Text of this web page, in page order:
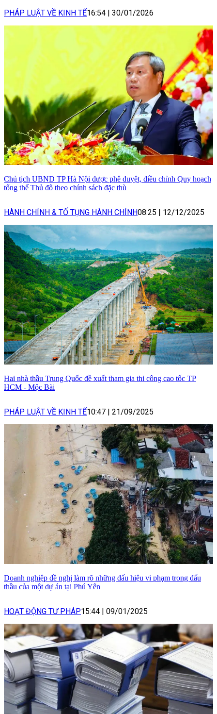
PHÁP LUẬT VỀ KINH TẾ16:54 | 30/01/2026
Chủ tịch UBND TP Hà Nội được phê duyệt, điều chỉnh Quy hoạch
tổng thể Thủ đô theo chính sách đặc thù
HÀNH CHÍNH & TỐ TỤNG HÀNH CHÍNH08:25 | 12/12/2025
Hai nhà thầu Trung Quốc đề xuất tham gia thi công cao tốc TP
HCM - Mộc Bài
PHÁP LUẬT VỀ KINH TẾ10:47 | 21/09/2025
Doanh nghiệp đề nghị làm rõ những dấu hiệu vi phạm trong đấu
thầu của một dự án tại Phú Yên
HOẠT ĐỘNG TƯ PHÁP15:44 | 09/01/2025